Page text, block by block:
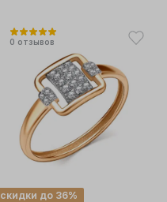
0 отзывов
скидки до 36%